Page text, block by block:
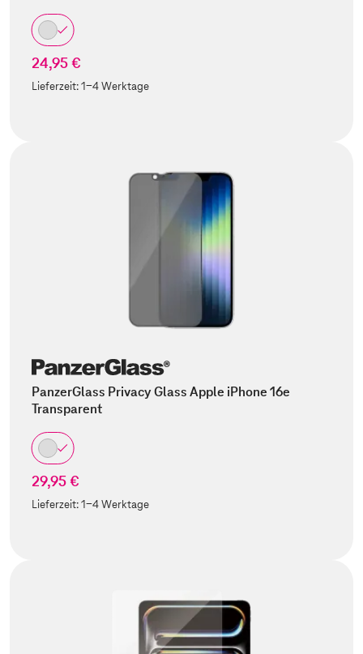
24,95 €
Lieferzeit:1-4 Werktage
PanzerGlass Privacy Glass Apple iPhone 16e
Transparent
29,95 €
Lieferzeit:1-4 Werktage